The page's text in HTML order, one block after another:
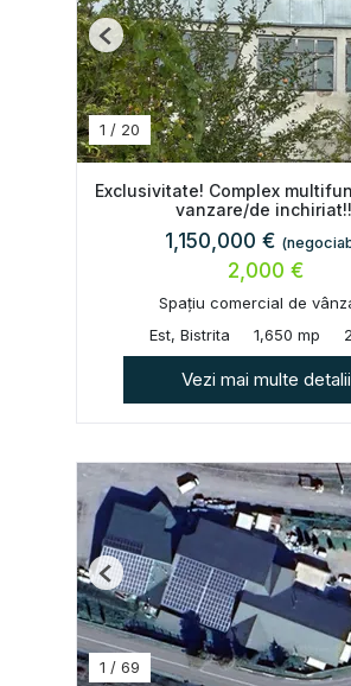
1 / 20
Previous
Exclusivitate! Complex
vanzare/de
1,150,000 €
2,000 €
Spațiu comercial de
Est, Bistrita
1,650 mp
Vezi mai multe detalii
1 / 69
Previous